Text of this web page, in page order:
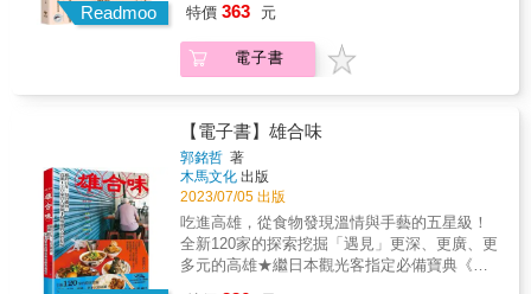
健康營養專科諮詢中心院長 趙函穎營養師 掛
名推薦 卡卡亂亂煮粉絲團 卡卡 中廣蔣公廚房
掌門人 蔣偉文 百萬人氣YT頻道『蘿潔塔的廚
房』 蘿潔塔 飲食生活作家‧《Yilan美食生活玩
辦人 周筵川 &
了飽覽高山雲海，記得到「山角鐵茶屋」體驗
攤，既能飽餐一頓又可以享庇佑。 & 【裝幀與
設計理念】 將傳統融合現代，除了熱門的店，
也希望把在地感具體呈現，尤其以雙忠廟的燈
以高雅柔和的光澤呈現絳紅底色；內頁更精選
了微塗御紙，手感與視覺俱佳，不過於飽和卻
更趨於自然。 & 本書特色 & ＃主題式規劃：可
快速對應偏好的景點類別與推薦路線。 ＃新興
景點全收錄：包含花磚博物館、品皇咖啡觀光
工廠等。 ＃在地人美食清單：椪皮麵、魯熟
肉、草魚湯要吃這家才對味。 ＃超狂趣味特
Readmoo
&times;〔6條獨家路線〕 〔105處精選景點〕
&times;〔80家私房美食〕 & 不只是一本挑
剔、內行的旅遊攻略， 更結合了人文風情，讓
趣、古蹟老屋、風格選物店等，有阿里山的群
木壯闊、沿岸地帶的波光粼粼，也有住在街廓
裡的市井小民。從臺日混血的祕密酒吧，到電
影拍攝地的東石壽島，每一幕都是迷人的裏嘉
義。 & 最迷人的旅行方式，原來嘉義還可以這
樣玩！ ✦嘉義公園內的「史蹟資料館」，竟是
和服體驗的熱門地點？ ✦經過大翻修，「一樂
酒家」即將成為復古又時髦的回憶空間！ ✦除
特價 363 元
電子書
【電子書】雄合味
郭銘哲 著
木馬文化 出版
2023/07/05 出版
吃進高雄，從食物發現溫情與手藝的五星級！
全新120家的探索挖掘「遇見」更深、更廣、更
多元的高雄★繼日本觀光客指定必備寶典《雄